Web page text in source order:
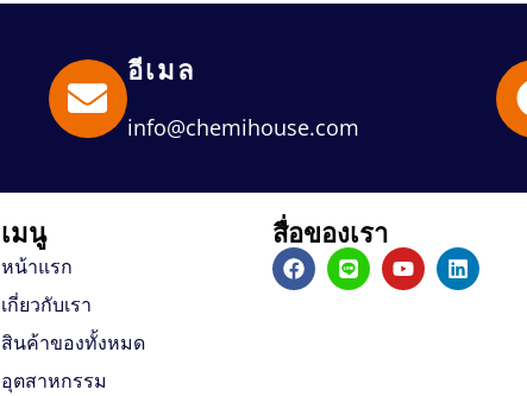
อีเมล
info@chemihouse.com
เมนู
หน้าแรก
เกี่ยวกับเรา
สินค้าของทั้งหมด
อุตสาหกรรม
สื่อของเรา
F
a
c
L
i
n
Y
o
u
L
i
n